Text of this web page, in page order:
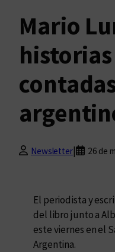
Mario
Newsletter| 26 de
El periodista y
del libro junto a
este viernes en el
Argentina.